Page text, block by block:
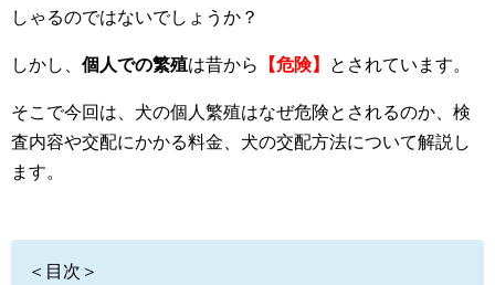
しゃるのではないでしょうか？
しかし、 個人での繁殖は昔から 【危険】 とされています。
そこで今回は、犬の個人繁殖はなぜ危険とされるのか、検
査内容や交配にかかる料金、犬の交配方法について解説し
ます。
＜目次＞